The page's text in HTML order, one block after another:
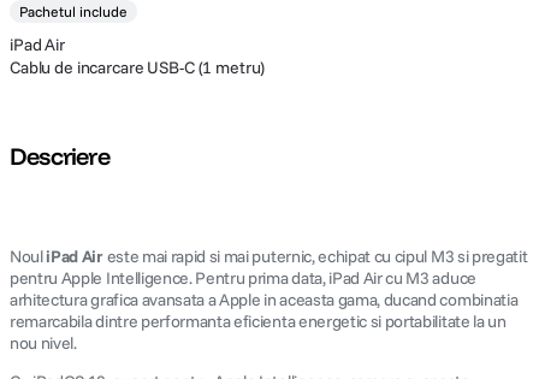
Pachetul include
iPad Air
Cablu de incarcare USB-C (1 metru)
Descriere
NouliPad Aireste mai rapid si mai puternic, echipat cu cipul M3 si pregatit
pentru Apple Intelligence. Pentru prima data, iPad Air cu M3 aduce
arhitectura grafica avansata a Apple in aceasta gama, ducand combinatia
remarcabila dintre performanta eficienta energetic si portabilitate la un
nou nivel.